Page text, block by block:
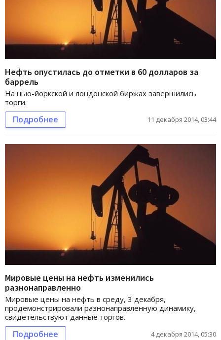
Нефть опустилась до отметки в 60 долларов за
баррель
На нью-йоркской и лондонской биржах завершились
торги.
Подробнее 11 декабря 2014, 03:44
Мировые цены на нефть изменились
разнонаправленно
Мировые цены на нефть в среду, 3 декабря,
продемонстрировали разнонаправленную динамику,
свидетельствуют данные торгов.
Подробнее 4 декабря 2014, 05:30